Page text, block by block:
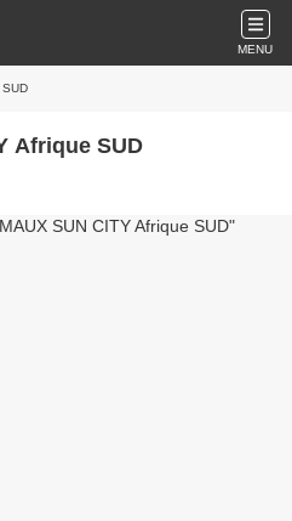
MENU
Afrique SUD